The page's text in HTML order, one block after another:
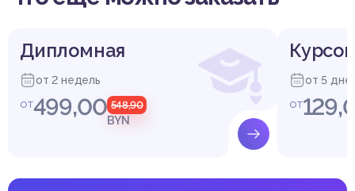
Дипломная
от 2 недель
от499,00 548,90
BYN
от 5
от